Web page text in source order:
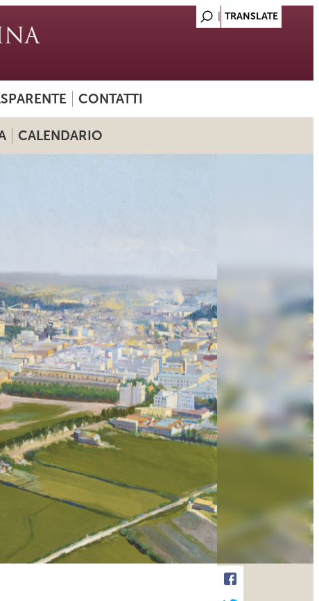
CONTATTI
CALENDARIO